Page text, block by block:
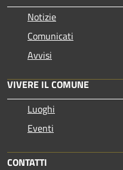
Notizie
Comunicati
Avvisi
VIVERE IL COMUNE
Luoghi
Eventi
CONTATTI